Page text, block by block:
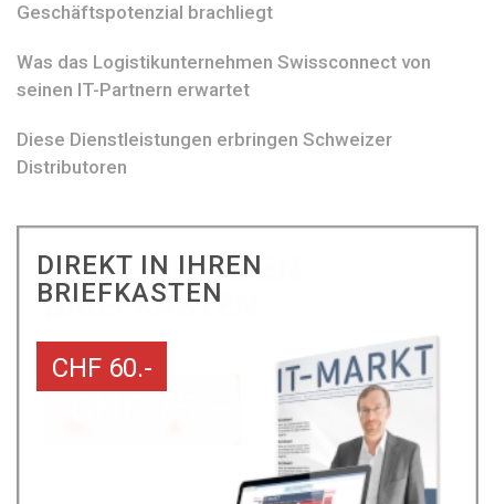
Geschäftspotenzial brachliegt
Was das Logistikunternehmen Swissconnect von
seinen IT-Partnern erwartet
Diese Dienstleistungen erbringen Schweizer
Distributoren
DIREKT IN IHREN
BRIEFKASTEN
CHF 60.-